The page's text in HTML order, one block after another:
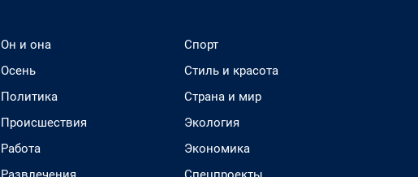
Он и она
Осень
Политика
Происшествия
Работа
Спорт
Стиль и красота
Страна и мир
Экология
Экономика